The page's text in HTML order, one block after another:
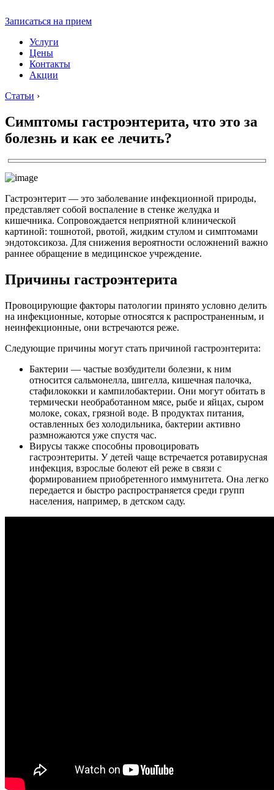
Записаться на прием
Услуги
Цены
Контакты
Акции
Статьи ›
Симптомы гастроэнтерита, что это за
болезнь и как ее лечить?
Гастроэнтерит — это заболевание инфекционной природы,
представляет собой воспаление в стенке желудка и
кишечника. Сопровождается неприятной клинической
картиной: тошнотой, рвотой, жидким стулом и симптомами
эндотоксикоза. Для снижения вероятности осложнений важно
раннее обращение в медицинское учреждение.
Причины гастроэнтерита
Провоцирующие факторы патологии принято условно делить
на инфекционные, которые относятся к распространенным, и
неинфекционные, они встречаются реже.
Следующие причины могут стать причиной гастроэнтерита:
Бактерии — частые возбудители болезни, к ним
относится сальмонелла, шигелла, кишечная палочка,
стафилококки и кампилобактерии. Они могут обитать в
термически необработанном мясе, рыбе и яйцах, сыром
молоке, соках, грязной воде. В продуктах питания,
оставленных без холодильника, бактерии активно
размножаются уже спустя час.
Вирусы также способны провоцировать
гастроэнтериты. У детей чаще встречается ротавирусная
инфекция, взрослые болеют ей реже в связи с
формированием приобретенного иммунитета. Она легко
передается и быстро распространяется среди групп
населения, например, в детском саду.